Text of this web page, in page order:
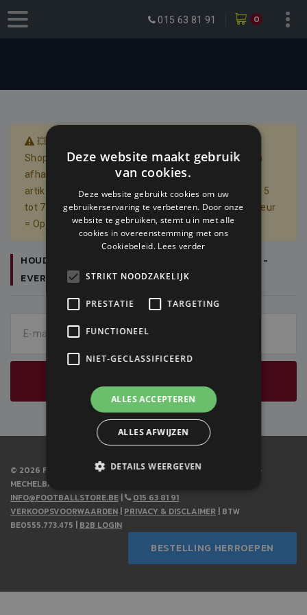
015 63 81 91 0
💥 Online Deals enkel geldig op onze webshop 💥
Shop nu met extra korting, bestellen via webshop en
afhaling winkel mogelijk. Pre-Order betekend dat wij
artikel bij leverancier door bestellen --> Leveringstijd 5
tot 7 dagen / Groene Kleur = Op Voorraad - Oranje Kleur
= Op Bestelling - Rode Kleur = Uitverkocht
HOUD MIJ OP DE HOOGTE BIJ NIEUWE VOORRAAD -
EVERTON SJAAL NR 1878
E-mail
© 2026 FOOTBALL STORE PUTTE - FOOTBALL STORE PUTTE -
MECHELBAAN 485 - 2580 PUTTE
INFO@FOOTBALLSTORE.BE |
015 63 81 91
VERKOOPSVOORWAARDEN | PRIVACY & DISCLAIMER | BTW
BE0555.773.475 | B2B LOGIN
BESTELLING HERROEPEN
Deze website maakt gebruik
van cookies.
Deze website gebruikt cookies om uw
gebruikerservaring te verbeteren. Door onze
website te gebruiken, stemt u in met alle
cookies in overeenstemming met ons
Cookiebeleid. Lees verder
STRIKT NOODZAKELIJK
PRESTATIE TARGETING
FUNCTIONEEL
NIET-GECLASSIFICEERD
ALLES ACCEPTEREN
ALLES AFWIJZEN
DETAILS WEERGEVEN